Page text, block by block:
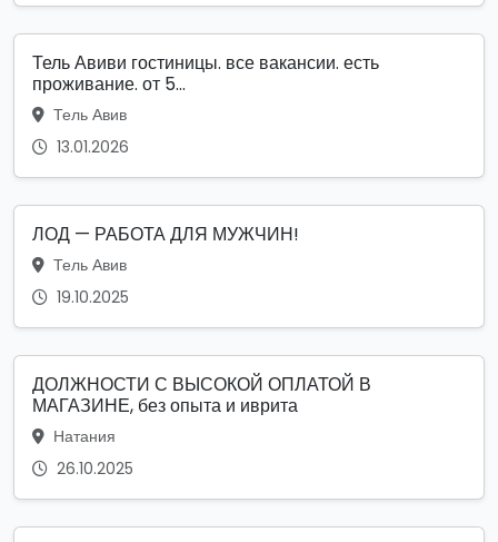
Тель Авиви гостиницы. все вакансии. есть
проживание. от 5...
Тель Авив
13.01.2026
ЛОД — РАБОТА ДЛЯ МУЖЧИН!
Тель Авив
19.10.2025
ДОЛЖНОСТИ С ВЫСОКОЙ ОПЛАТОЙ В
МАГАЗИНЕ, без опыта и иврита
Натания
26.10.2025